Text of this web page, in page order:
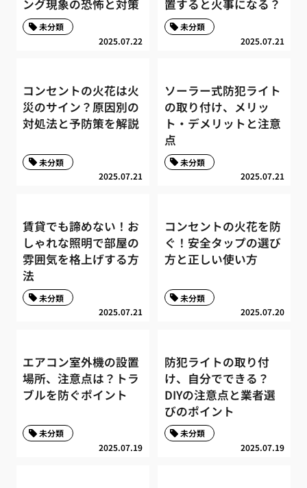
ング現象の恐怖と対策
2025.07.22
未分類
置すると火事になる？
2025.07.21
未分類
コンセントの火花は火
災のサイン？原因別の
対処法と予防策を解説
2025.07.21
未分類
ソーラー式防犯ライト
の取り付け、メリッ
ト・デメリットと注意
点
2025.07.21
未分類
賃貸でも諦めない！お
しゃれな照明で部屋の
雰囲気を格上げする方
法
2025.07.21
未分類
コンセントの火花を防
ぐ！安全タップの選び
方と正しい使い方
2025.07.20
未分類
エアコン室外機の設置
場所、注意点は？トラ
ブルを防ぐポイント
2025.07.19
未分類
防犯ライトの取り付
け、自分でできる？
DIYの注意点と業者選
びのポイント
2025.07.19
未分類